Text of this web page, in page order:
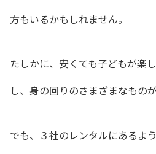
方もいるかもしれません。
たしかに、安くても子どもが楽
し、身の回りのさまざまなもの
でも、３社のレンタルにあるよ